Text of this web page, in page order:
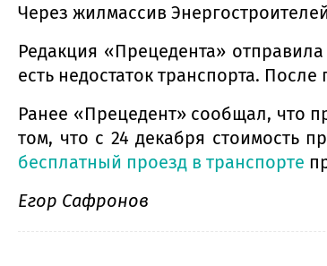
Через жилмассив
Редакция «Прецедента»
есть недостаток транспорта.
Ранее «Прецедент» сообщал, что
том, что с 24 декабря стоимость
бесплатный проезд в транспорте
Егор Сафронов